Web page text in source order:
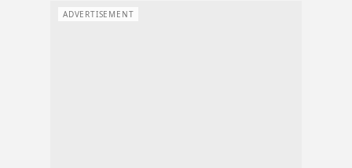
ADVERTISEMENT